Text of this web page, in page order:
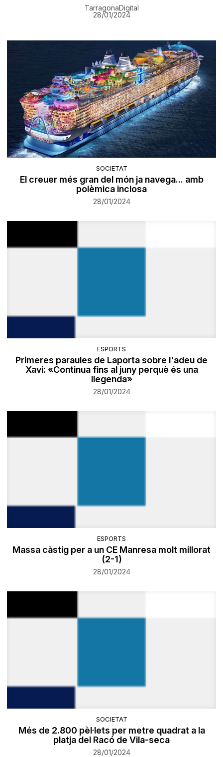
TarragonaDigital
28/01/2024
SOCIETAT
El creuer més gran del món ja navega... amb
polèmica inclosa
28/01/2024
ESPORTS
Primeres paraules de Laporta sobre l'adeu de
Xavi: «Continua fins al juny perquè és una
llegenda»
28/01/2024
ESPORTS
Massa càstig per a un CE Manresa molt millorat
(2-1)
28/01/2024
SOCIETAT
Més de 2.800 pèl·lets per metre quadrat a la
platja del Racó de Vila-seca
28/01/2024